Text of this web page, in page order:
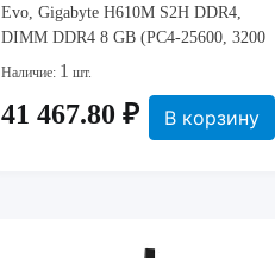
Evo, Gigabyte H610M S2H DDR4,
DIMM DDR4 8 GB (PC4-25600, 3200
MHz) Kingston ValueRAM, SSD M.2
(NT01NV2000-512-E4X), SSD ID-
Cooling ZERO M15, mATX Mini-
Наличие: 1 шт.
41 467.80 ₽ В корзину